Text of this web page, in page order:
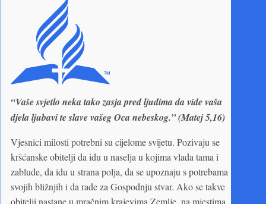
“Vaše svjetlo neka tako zasja pred ljudima da vide vaša
djela ljubavi te slave vašeg Oca nebeskog.” (Matej 5,16)
Vjesnici milosti potrebni su cijelome svijetu. Pozivaju se
kršćanske obitelji da idu u naselja u kojima vlada tama i
zablude, da idu u strana polja, da se upoznaju s potrebama
svojih bližnjih i da rade za Gospodnju stvar. Ako se takve
obitelji nastane u mračnim krajevima Zemlje, na mjestima